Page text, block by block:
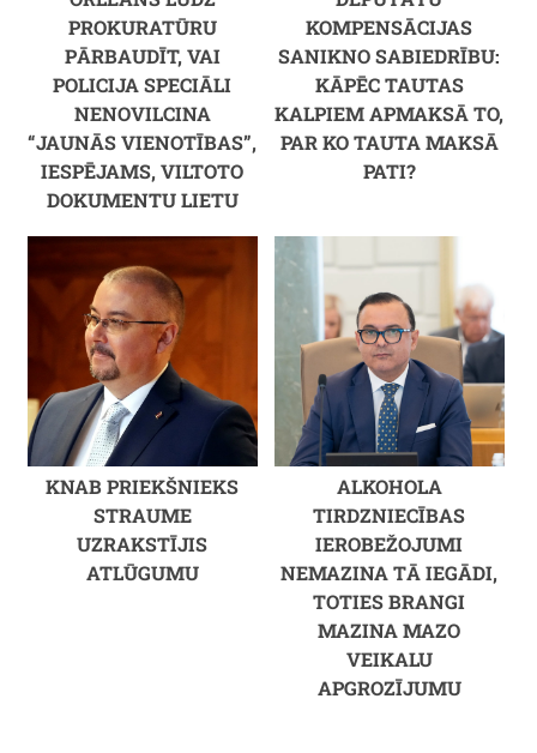
PROKURATŪRU
PĀRBAUDĪT, VAI
POLICIJA SPECIĀLI
NENOVILCINA
“JAUNĀS VIENOTĪBAS”,
IESPĒJAMS, VILTOTO
DOKUMENTU LIETU
KOMPENSĀCIJAS
SANIKNO SABIEDRĪBU:
KĀPĒC TAUTAS
KALPIEM APMAKSĀ TO,
PAR KO TAUTA MAKSĀ
PATI?
KNAB PRIEKŠNIEKS
STRAUME
UZRAKSTĪJIS
ATLŪGUMU
ALKOHOLA
TIRDZNIECĪBAS
IEROBEŽOJUMI
NEMAZINA TĀ IEGĀDI,
TOTIES BRANGI
MAZINA MAZO
VEIKALU
APGROZĪJUMU